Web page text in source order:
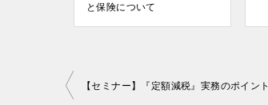
と保険について
投
【セミナー】『定額減税』実務のポイント